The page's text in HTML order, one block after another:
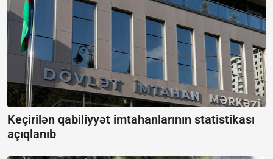
Keçirilən qabiliyyət imtahanlarının statistikası
açıqlanıb